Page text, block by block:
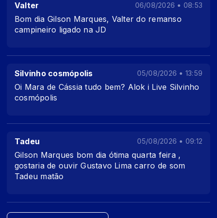
Valter 06/08/2026 • 08:53
Bom dia Gilson Marques, Valter do remanso
campineiro ligado na JD
Silvinho cosmópolis 05/08/2026 • 13:59
Oi Mara de Cássia tudo bem? Alok i Live Silvinho
cosmópolis
Tadeu 05/08/2026 • 09:12
Gilson Marques bom dia ótima quarta feira ,
gostaria de ouvir Gustavo Lima carro de som
Tadeu matão